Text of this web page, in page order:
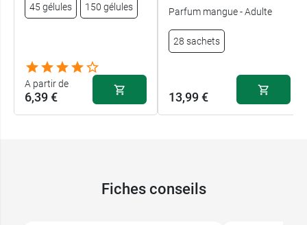
45 gélules 150 gélules
A partir de
6,39 €
Parfum mangue - Adulte
28 sachets
13,99 €
Fiches conseils